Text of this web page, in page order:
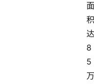
面
积
达
8
5
万